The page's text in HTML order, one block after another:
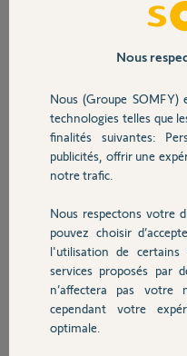
Sécurité
Domotique
Chauffage
Autres produits
Je m'apprête à commander
et alimentes par voie
distance lorsque je suis en
Merci,
Benoit G.
Participer
Réponses
Nous
Nous (Groupe SOMFY)
technologies telles que
finalités suivantes:
publicités, offrir une
notre trafic.
Nous respectons votre
pouvez choisir
l'utilisation de
services proposés par
n’affectera pas
cependant votre
optimale.